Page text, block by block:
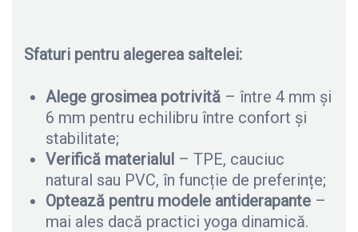
Sfaturi pentru alegerea saltelei:
Alege grosimea potrivită – între 4 mm și
6 mm pentru echilibru între confort și
stabilitate;
Verifică materialul – TPE, cauciuc
natural sau PVC, în funcție de preferințe;
Optează pentru modele antiderapante –
mai ales dacă practici yoga dinamică.